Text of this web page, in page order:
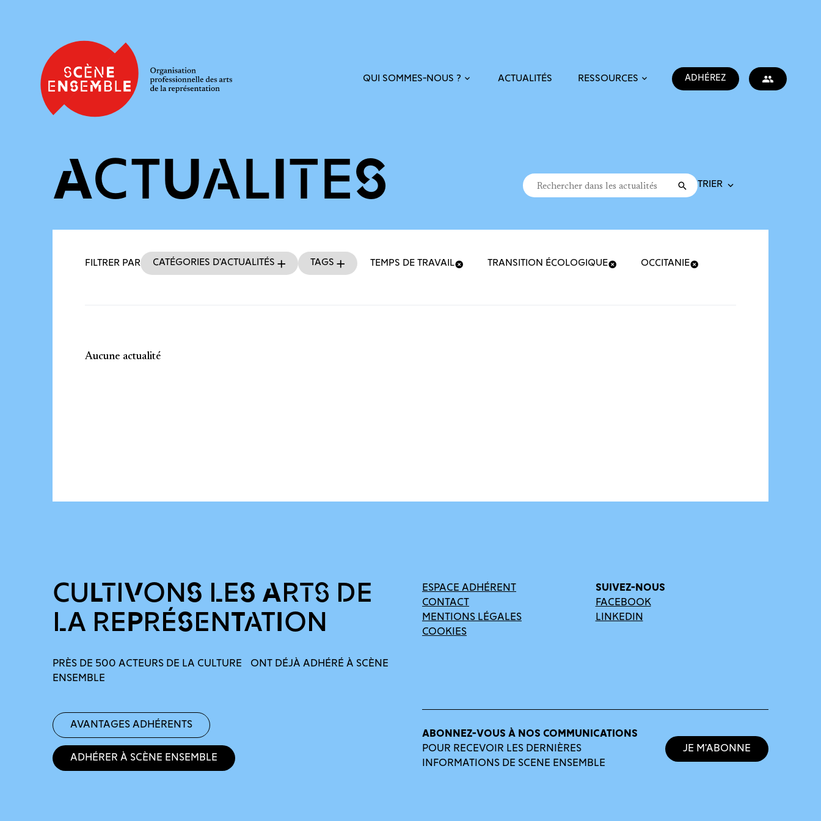
QUI SOMMES-NOUS ? ACTUALITÉS RESSOURCES ADHÉREZ
ACTUALITÉS
Filtres des actualités
Recherche
Rechercher dans les actualités Valider
Trier la recherche
FILTRER PAR Catégories d’actualités Tags TEMPS DE TRAVAIL TRANSITION ÉCOLOGIQUE OCCITANIE
Aucune actualité
CULTIVONS LES ARTS DE
LA REPRÉSENTATION
PRÈS DE 500 ACTEURS DE LA CULTURE ONT DÉJÀ ADHÉRÉ À SCÈNE
ENSEMBLE
Avantages adhérents
Adhérer à Scène Ensemble
ESPACE ADHÉRENT
CONTACT
MENTIONS LÉGALES
COOKIES
SUIVEZ-NOUS
FACEBOOK
LINKEDIN
ABONNEZ-VOUS À NOS COMMUNICATIONS
POUR RECEVOIR LES DERNIÈRES
INFORMATIONS DE SCENE ENSEMBLE
Je m’abonne